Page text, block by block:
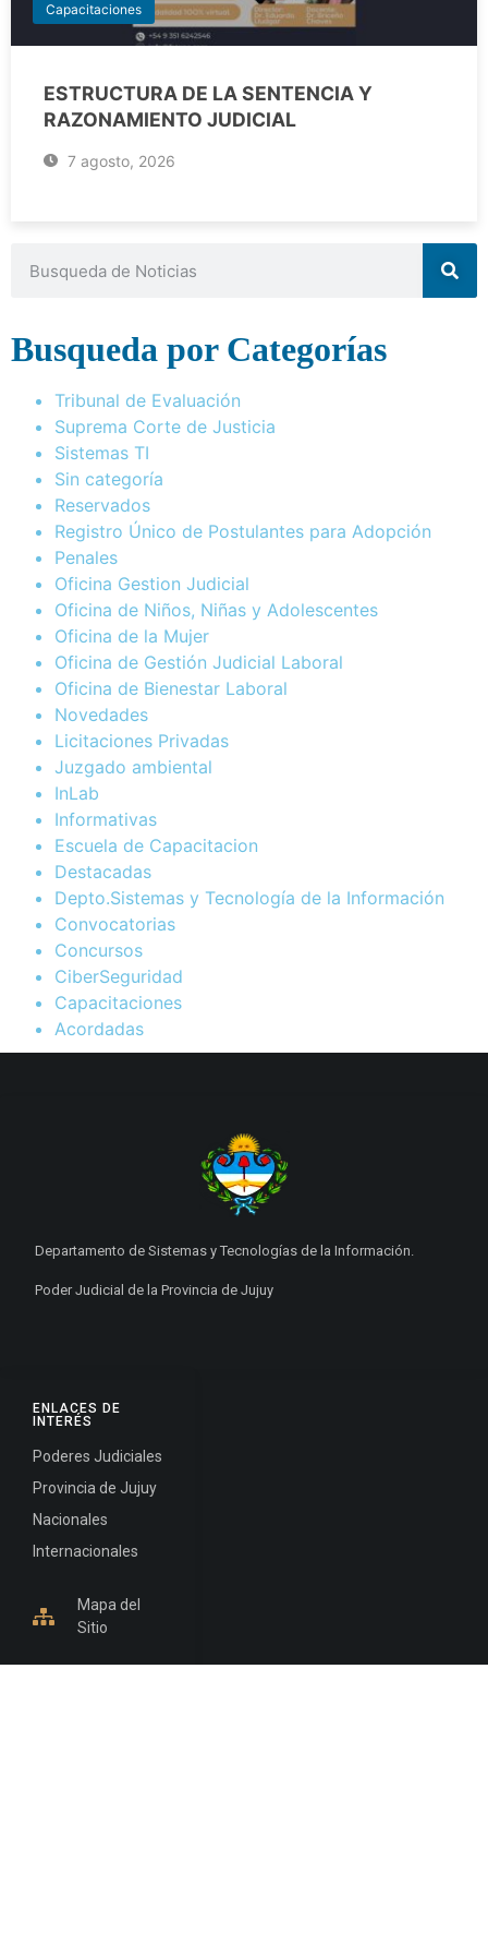
Capacitaciones
ESTRUCTURA DE LA SENTENCIA Y
RAZONAMIENTO JUDICIAL
7 agosto, 2026
Busqueda por Categorías
Tribunal de Evaluación
Suprema Corte de Justicia
Sistemas TI
Sin categoría
Reservados
Registro Único de Postulantes para Adopción
Penales
Oficina Gestion Judicial
Oficina de Niños, Niñas y Adolescentes
Oficina de la Mujer
Oficina de Gestión Judicial Laboral
Oficina de Bienestar Laboral
Novedades
Licitaciones Privadas
Juzgado ambiental
InLab
Informativas
Escuela de Capacitacion
Destacadas
Depto.Sistemas y Tecnología de la Información
Convocatorias
Concursos
CiberSeguridad
Capacitaciones
Acordadas
ENLACES DE
INTERÉS
Poderes Judiciales
Provincia de Jujuy
Nacionales
Internacionales
Mapa del
Sitio
Departamento de Sistemas y Tecnologías de la Información.
Poder Judicial de la Provincia de Jujuy